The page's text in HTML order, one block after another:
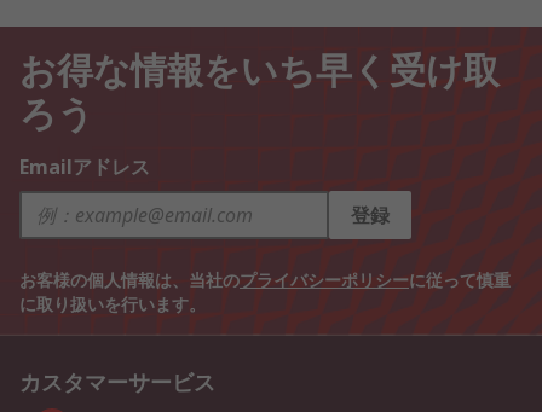
お得な情報をいち早く受け取
ろう
Emailアドレス
登録
お客様の個人情報は、当社のプライバシーポリシーに従って慎重
に取り扱いを行います。
カスタマーサービス